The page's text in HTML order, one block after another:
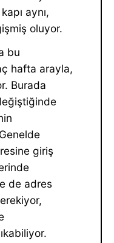
aynı,
oluyor.
bu
hafta arayla,
Burada
giriş
de adres